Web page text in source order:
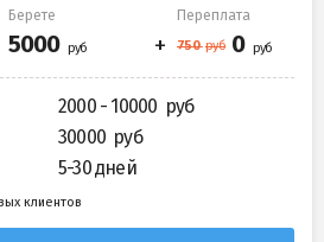
Берете Переплата
2000 - 10000
30000
5-30 дней
клиентов